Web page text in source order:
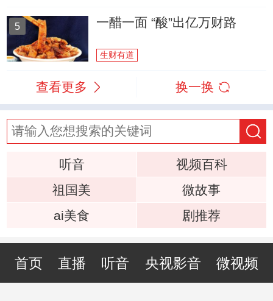
5 一醋一面 “酸”出亿万财路
生财有道
查看更多 换一换
听音
视频百科
祖国美
微故事
ai美食
剧推荐
首页 直播 听音 央视影音 微视频